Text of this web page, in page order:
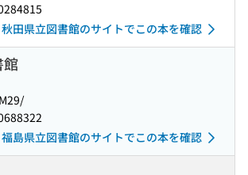
秋田県立図書館のサイトでこの本を確認
館
福島県立図書館のサイトでこの本を確認